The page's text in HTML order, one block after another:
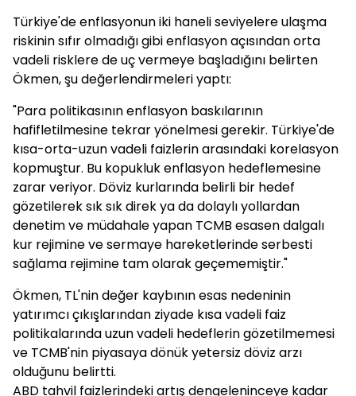
Türkiye'de enflasyonun iki haneli seviyelere ulaşma
riskinin sıfır olmadığı gibi enflasyon açısından orta
vadeli risklere de uç vermeye başladığını belirten
Ökmen, şu değerlendirmeleri yaptı:
"Para politikasının enflasyon baskılarının
hafifletilmesine tekrar yönelmesi gerekir. Türkiye'de
kısa-orta-uzun vadeli faizlerin arasındaki korelasyon
kopmuştur. Bu kopukluk enflasyon hedeflemesine
zarar veriyor. Döviz kurlarında belirli bir hedef
gözetilerek sık sık direk ya da dolaylı yollardan
denetim ve müdahale yapan TCMB esasen dalgalı
kur rejimine ve sermaye hareketlerinde serbesti
sağlama rejimine tam olarak geçememiştir."
Ökmen, TL'nin değer kaybının esas nedeninin
yatırımcı çıkışlarından ziyade kısa vadeli faiz
politikalarında uzun vadeli hedeflerin gözetilmemesi
ve TCMB'nin piyasaya dönük yetersiz döviz arzı
olduğunu belirtti.
ABD tahvil faizlerindeki artış dengeleninceye kadar